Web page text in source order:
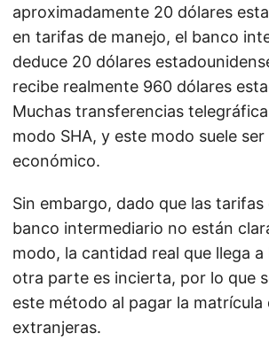
aproximadamente 20 dólares
en tarifas de manejo, el banco
deduce 20 dólares
recibe realmente 960 dólares
Muchas transferencias
modo SHA, y este modo suele ser
económico.
Sin embargo, dado que las
banco intermediario no están
modo, la cantidad real que llega a
otra parte es incierta, por lo que
este método al pagar la matrícula
extranjeras.